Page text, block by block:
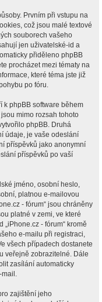
Prvním při vstupu na
což jsou malé textové
souborech vašeho
jen uživatelské-id a
přiděleno phpBB
procházet mezi tématy na
které téma jste již
po fóru.
k phpBB software během
mimo rozsah tohoto
phpBB. Druhá
údaje, je vaše odeslání
příspěvků jako anonymní
příspěvků po vaší
jméno, osobní heslo,
platnou e-mailovou
- fórum“ jsou chráněny
platné v zemi, ve které
- fórum“ kromě
e-mailu při registraci,
všech případech dostanete
veřejně zobrazitelné. Dále
zasílání automaticky
mail.
zajištění jeho